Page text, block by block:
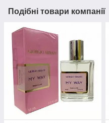
Подібні товари компанії